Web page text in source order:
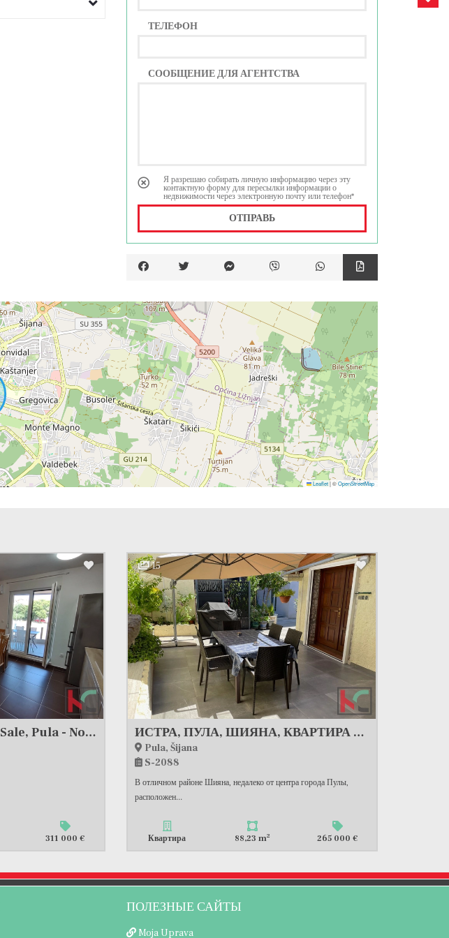
ТЕЛЕФОН
СООБЩЕНИЕ ДЛЯ АГЕНТСТВА
Я разрешаю собирать личную информацию через эту
контактную форму для пересылки информации о
недвижимости через электронную почту или телефон*
ОТПРАВЬ
Leaflet|©OpenStreetMap
Apartment, 74 m2, For Sale, Pula - Nova Veruda
311 000 €
15
ИСТРА, ПУЛА, ШИЯНА, КВАРТИРА С БОЛЬШОЙ ТЕРРАСОЙ, #ПРОДАЖА
Pula, Šijana
S-2088
В отличном районе Шияна, недалеко от центра города Пулы,
расположен...
Квартира 88,23 m2 265 000 €
ПОЛЕЗНЫЕ САЙТЫ
Moja Uprava